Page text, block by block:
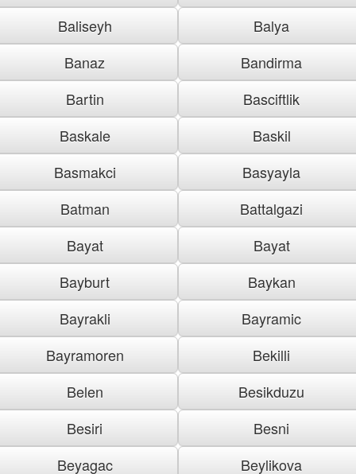
Baliseyh
Balya
Banaz
Bandirma
Bartin
Basciftlik
Baskale
Baskil
Basmakci
Basyayla
Batman
Battalgazi
Bayat
Bayat
Bayburt
Baykan
Bayrakli
Bayramic
Bayramoren
Bekilli
Belen
Besikduzu
Besiri
Besni
Beyagac
Beylikova